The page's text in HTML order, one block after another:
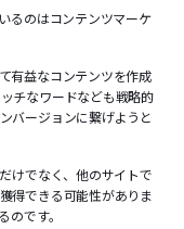
るのはコンテンツマーケ
有益なコンテンツを作成
チなワードなども戦略的
バージョンに繋げようと
けでなく、他のサイトで
得できる可能性がありま
のです。